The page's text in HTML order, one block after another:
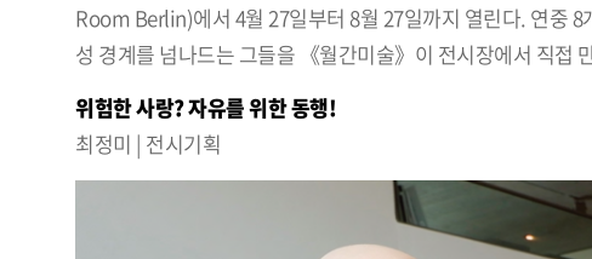
Room Berlin)에서 4월 27일부터 8월 27일까지 열린다. 연중
성 경계를 넘나드는 그들을 《월간미술》이 전시장에서 직접
위험한 사랑? 자유를 위한 동행!
최정미 | 전시기획